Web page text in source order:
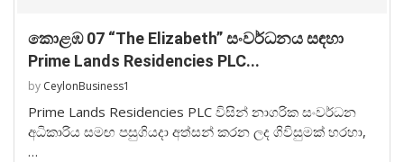
කොළඹ 07 “The Elizabeth” සංවර්ධනය සඳහා
Prime Lands Residencies PLC...
by CeylonBusiness1
Prime Lands Residencies PLC විසින් නාගරික සංවර්ධන
අධිකාරිය සමඟ පසුගියදා අත්සන් කරන ලද ගිවිසුමක් හරහා,
…